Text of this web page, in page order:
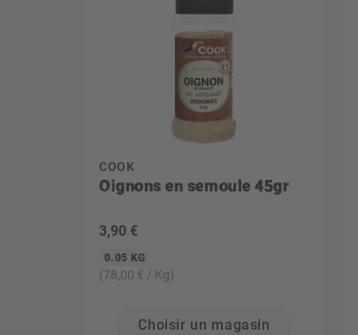
COOK
Oignons en semoule 45gr
3,90 €
0.05 KG
(78,00 € / Kg)
Choisir un magasin